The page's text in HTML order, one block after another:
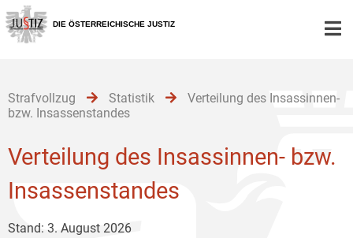
Zur
Hauptnavigation
[1]
Zum
Inhalt
[2]
Zum
Untermenü
[3]
DIE ÖSTERREICHISCHE JUSTIZ
Strafvollzug Statistik
Verteilung des Insassinnen-
bzw. Insassenstandes
Verteilung des Insassinnen- bzw.
Insassenstandes
Stand: 3. August 2026